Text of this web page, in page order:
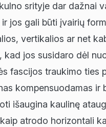
srityje dar dažnai
ir jos gali būti įvairių
vertikalios ar net
kad jos susidaro dėl
fascijos traukimo ties
kompensuodamas ir
išaugina kaulinę
atrodo horizontali